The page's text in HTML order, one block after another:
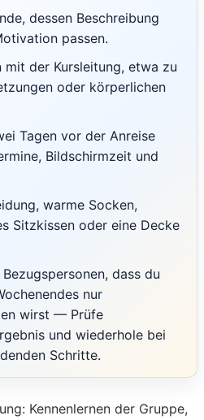
dessen Beschreibung
passen.
mit der Kursleitung, etwa zu
oder körperlichen
Tagen vor der Anreise
Bildschirmzeit und
warme Socken,
Sitzkissen oder eine Decke
dass du
nur
wirst — Prüfe
und wiederhole bei
Schritte.
Kennenlernen der Gruppe,